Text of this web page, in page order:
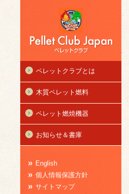
ペレットクラブとは
木質ペレット燃料
ペレット燃焼機器
お知らせ＆書庫
English
個人情報保護方針
サイトマップ